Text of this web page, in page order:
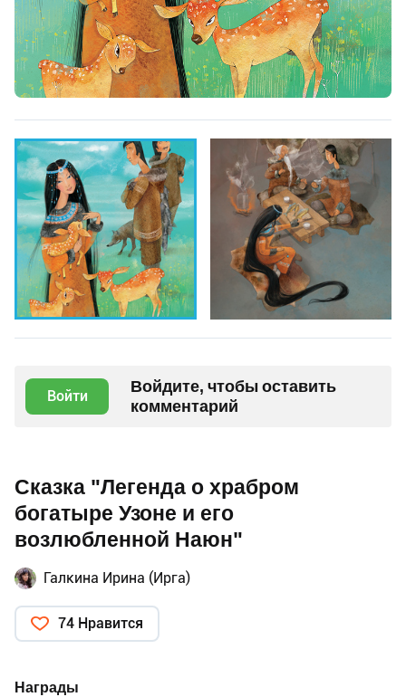
Войти
Войдите, чтобы оставить
комментарий
Сказка "Легенда о храбром
богатыре Узоне и его
возлюбленной Наюн"
Галкина Ирина (Ирга)
74 Нравится
Награды